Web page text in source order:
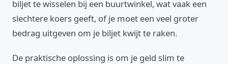
biljet te wisselen bij een buurtwinkel, wat vaak een
slechtere koers geeft, of je moet een veel groter
bedrag uitgeven om je biljet kwijt te raken.
De praktische oplossing is om je geld slim te